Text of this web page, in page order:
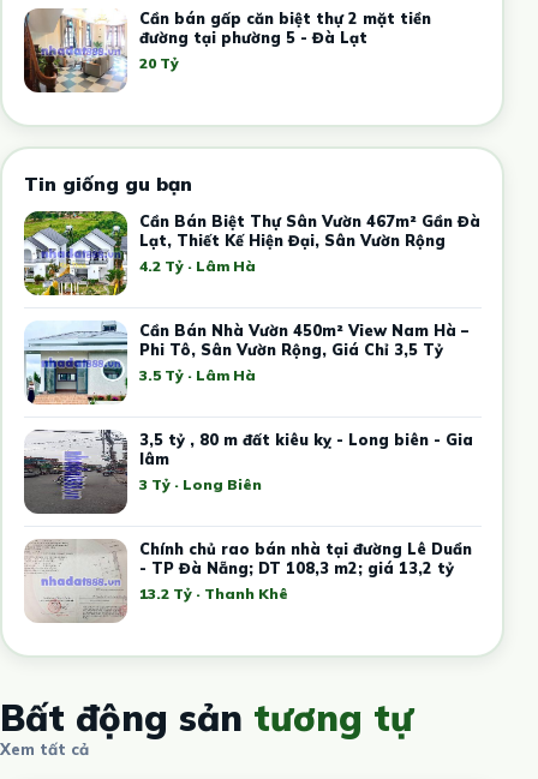
Cần bán gấp căn biệt thự 2 mặt tiền
đường tại phường 5 - Đà Lạt
20 Tỷ
Tin giống gu bạn
Cần Bán Biệt Thự Sân Vườn 467m² Gần Đà
Lạt, Thiết Kế Hiện Đại, Sân Vườn Rộng
4.2 Tỷ · Lâm Hà
Cần Bán Nhà Vườn 450m² View Nam Hà –
Phi Tô, Sân Vườn Rộng, Giá Chỉ 3,5 Tỷ
3.5 Tỷ · Lâm Hà
3,5 tỷ , 80 m đất kiêu kỵ - Long biên - Gia
lâm
3 Tỷ · Long Biên
Chính chủ rao bán nhà tại đường Lê Duẩn
- TP Đà Nẵng; DT 108,3 m2; giá 13,2 tỷ
13.2 Tỷ · Thanh Khê
Bất động sản tương tự
Xem tất cả